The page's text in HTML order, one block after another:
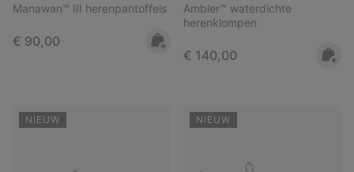
Manawan™ III herenpantoffels
Regular price:
€ 90,00
Ambler™ waterdichte
herenklompen
Regular price:
€ 140,00
NIEUW NIEUW